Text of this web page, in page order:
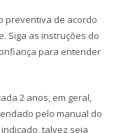
preventiva de acordo
Siga as instruções do
para entender
2 anos, em geral,
pelo manual do
talvez seja